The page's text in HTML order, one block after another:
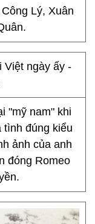
Lý, Xuân
"mỹ nam" khi
tình đúng kiểu
ảnh của anh
đóng Romeo